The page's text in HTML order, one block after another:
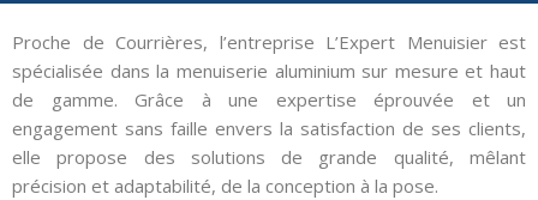
Proche de Courrières, l’entreprise L’Expert Menuisier est
spécialisée dans la menuiserie aluminium sur mesure et haut
de gamme. Grâce à une expertise éprouvée et un
engagement sans faille envers la satisfaction de ses clients,
elle propose des solutions de grande qualité, mêlant
précision et adaptabilité, de la conception à la pose.